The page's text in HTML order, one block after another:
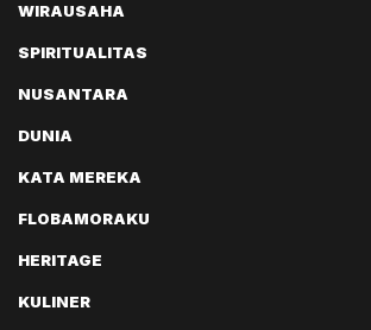
WIRAUSAHA
SPIRITUALITAS
NUSANTARA
DUNIA
KATA MEREKA
FLOBAMORAKU
HERITAGE
KULINER